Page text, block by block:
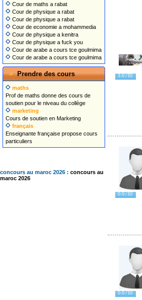
Cour de maths a rabat
Cour de physique a rabat
Cour de physique a rabat
Cour de economie a mohammedia
Cour de physique a kenitra
Cour de physique a fuck you
Cour de arabe a cours tce goulmima
Cour de arabe a cours tce goulmima
Prendre des cours
maths
Prof de maths donne des cours de
soutien pour le niveau du collège
marketing
Cours de soutien en Marketing
français
Enseignante française propose cours
particuliers
concours au maroc 2026 : concours au
maroc 2026
3.0 /10
0.0 /10
0.0 /10